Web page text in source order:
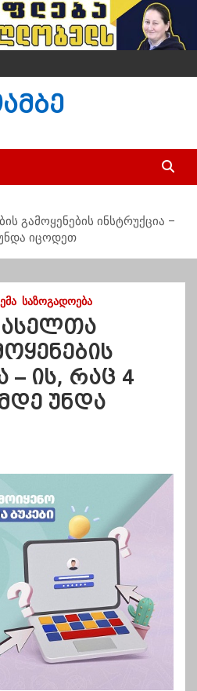
გამოყენების ინსტრუქცია –
იცოდეთ
ᲡᲐᲖᲝᲒᲐᲓᲝᲔᲑᲐ
– ის, რაც 4
უნდა